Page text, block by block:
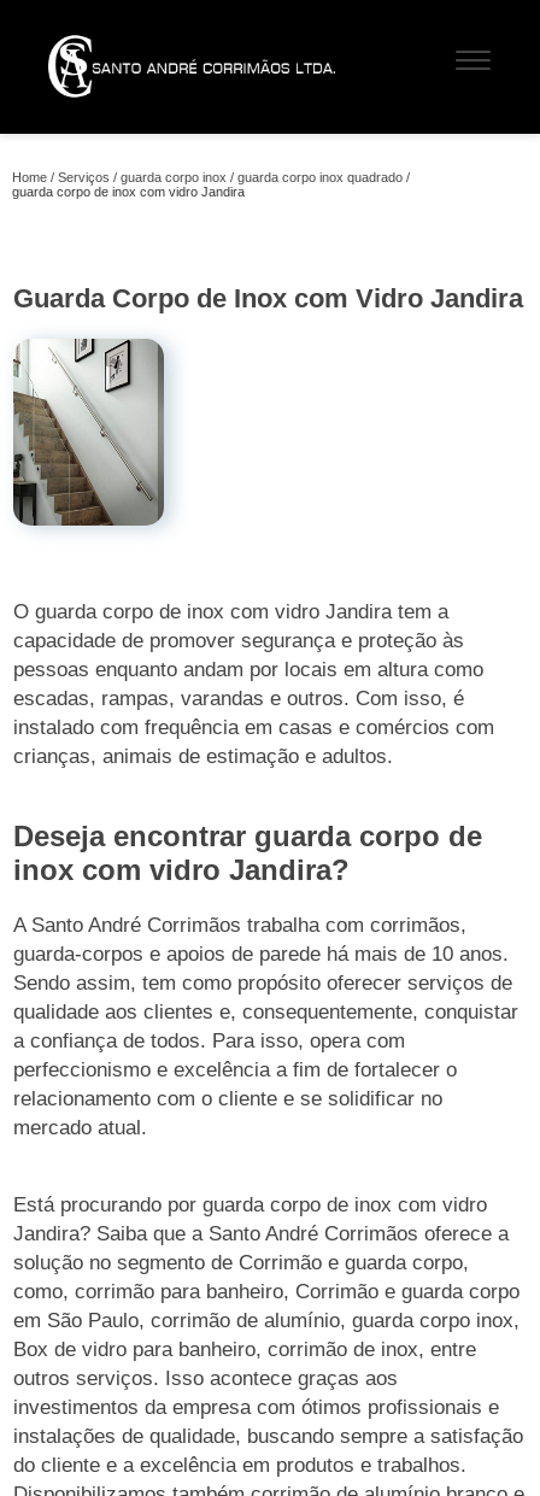
Home Serviços guarda corpo inox
guarda corpo inox quadrado
guarda corpo de inox com vidro Jandira
Guarda Corpo de Inox com Vidro Jandira
O guarda corpo de inox com vidro Jandira tem a
capacidade de promover segurança e proteção às
pessoas enquanto andam por locais em altura como
escadas, rampas, varandas e outros. Com isso, é
instalado com frequência em casas e comércios com
crianças, animais de estimação e adultos.
Deseja encontrar guarda corpo de
inox com vidro Jandira?
A Santo André Corrimãos trabalha com corrimãos,
guarda-corpos e apoios de parede há mais de 10 anos.
Sendo assim, tem como propósito oferecer serviços de
qualidade aos clientes e, consequentemente, conquistar
a confiança de todos. Para isso, opera com
perfeccionismo e excelência a fim de fortalecer o
relacionamento com o cliente e se solidificar no
mercado atual.
Está procurando por guarda corpo de inox com vidro
Jandira? Saiba que a Santo André Corrimãos oferece a
solução no segmento de Corrimão e guarda corpo,
como, corrimão para banheiro, Corrimão e guarda corpo
em São Paulo, corrimão de alumínio, guarda corpo inox,
Box de vidro para banheiro, corrimão de inox, entre
outros serviços. Isso acontece graças aos
investimentos da empresa com ótimos profissionais e
instalações de qualidade, buscando sempre a satisfação
do cliente e a excelência em produtos e trabalhos.